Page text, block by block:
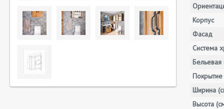
Корпус
Фасад
Система
Бельевая
Покрытие
Ширина
Высота